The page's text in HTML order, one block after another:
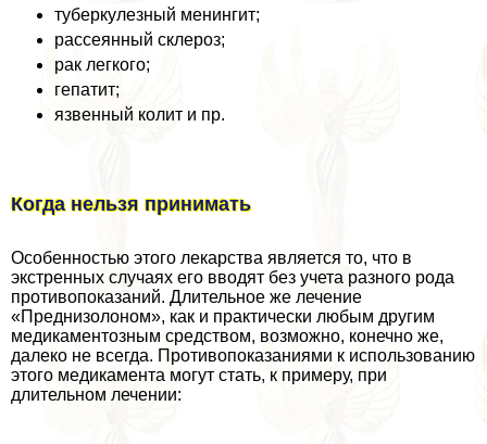
туберкулезный менингит;
рассеянный склероз;
paк легкого;
гепатит;
язвенный колит и пр.
Когда нельзя принимать
Особенностью этого лекарства является то, что в
экстренных случаях его вводят без учета разного рода
противопоказаний. Длительное же лечение
«Преднизолоном», как и пpaктически любым другим
медикаментозным средством, возможно, конечно же,
далеко не всегда. Противопоказаниями к использованию
этого медикамента могут стать, к примеру, при
длительном лечении: